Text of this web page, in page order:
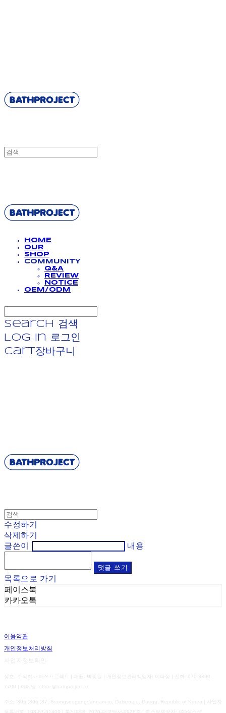
HOME
OUR
SHOP
COMMUNITY
Q&A
REVIEW
NOTICE
OEM/ODM
Search
검색
Log In
로그인
Cart장바구니
수정하기
삭제하기
글쓴이
내용
댓글 쓰기
목록으로 가기
페이스북
카카오톡
이용약관
개인정보처리방침
사업자정보확인
상호: 주식회사 배쓰프로젝트 | 대표: 박종원 | 개인정보관리책임자: 이다정 | 전화: 070-8800-
7700 | 이메일: office@bathproject.kr
주소: 305 ,306 ,37, Seongseogongdannam-ro, Dalseo-gu, Daegu, Republic of Korea | 사업자
193-87-01409 2020-대구달서-0928호 | 호스팅제공자: (주)식스샵